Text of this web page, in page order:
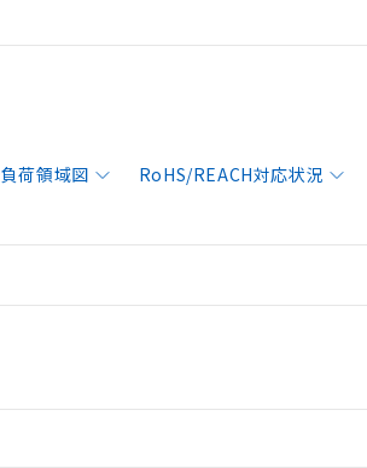
荷領域図 RoHS/REACH対応状況